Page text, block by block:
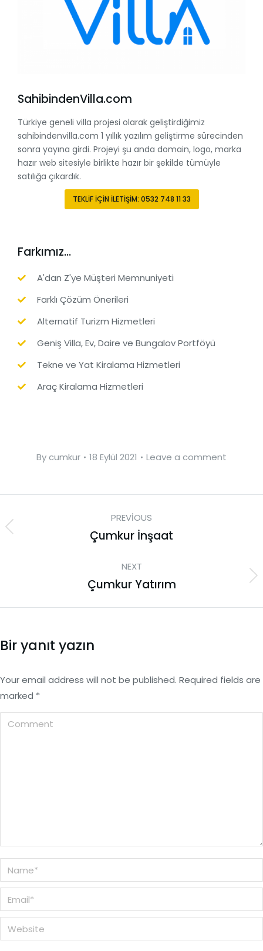
SahibindenVilla.com
Türkiye geneli villa projesi olarak geliştirdiğimiz
sahibindenvilla.com 1 yıllık yazılım geliştirme sürecinden
sonra yayına girdi. Projeyi şu anda domain, logo, marka
hazır web sitesiyle birlikte hazır bir şekilde tümüyle
satılığa çıkardık.
TEKLİF İÇİN İLETİŞİM: 0532 748 11 33
Farkımız...
A'dan Z'ye Müşteri Memnuniyeti
Farklı Çözüm Önerileri
Alternatif Turizm Hizmetleri
Geniş Villa, Ev, Daire ve Bungalov Portföyü
Tekne ve Yat Kiralama Hizmetleri
Araç Kiralama Hizmetleri
Bycumkur 18 Eylül 2021 Leave a comment
PREVIOUS
Çumkur İnşaat
NEXT
Çumkur Yatırım
Bir yanıt yazın
Your email address will not be published. Required fields are
marked *
Comment
Name *
Email *
Website